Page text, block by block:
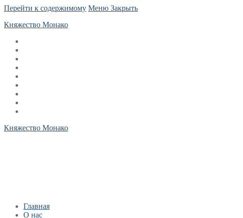
Перейти к содержимому Меню Закрыть
Княжество Монако
Княжество Монако
Главная
О нас